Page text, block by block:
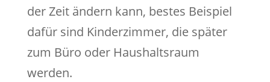
der Zeit ändern kann, bestes Beispiel
dafür sind Kinderzimmer, die später
zum Büro oder Haushaltsraum
werden.